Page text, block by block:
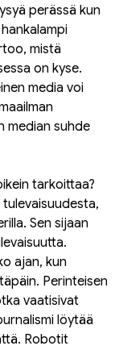
perässä kun
mistä
on kyse.
media voi
median suhde
tarkoittaa?
Sen sijaan
ajan, kun
Perinteisen
vaatisivat
löytää
Robotit